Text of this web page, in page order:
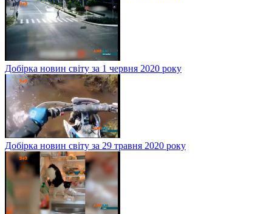
Добірка новин світу за 1 червня 2020 року
Добірка новин світу за 29 травня 2020 року